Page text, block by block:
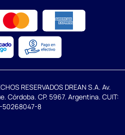
RESERVADOS DREAN S.A. Av.
Córdoba. CP. 5967. Argentina. CUIT:
50268047-8